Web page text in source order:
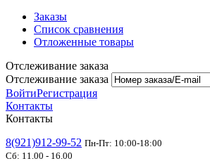
Заказы
Список сравнения
Отложенные товары
Отслеживание заказа
Отслеживание заказа
ВойтиРегистрация
Контакты
Контакты
8(921)912-99-52 Пн-Пт: 10:00-18:00
Сб: 11.00 - 16.00